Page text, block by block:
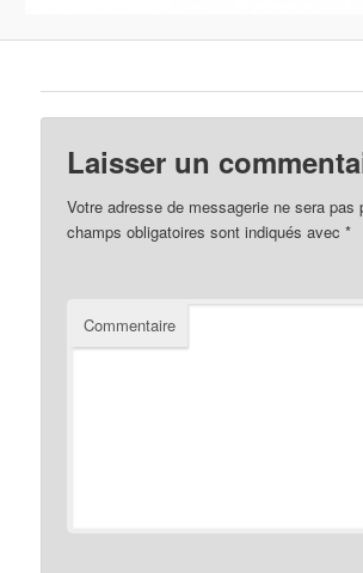
Laisser un
Votre adresse de messagerie ne sera pas
champs obligatoires sont indiqués avec*
Commentaire